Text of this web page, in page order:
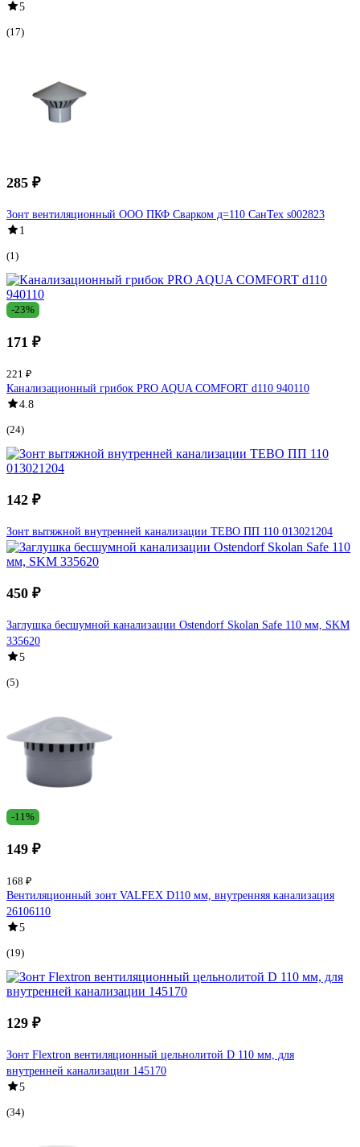
5
(17)
285 ₽
Зонт вентиляционный ООО ПКФ Сварком д=110 СанТех s002823
1
(1)
-23%
171 ₽
221 ₽
Канализационный грибок PRO AQUA COMFORT d110 940110
4.8
(24)
142 ₽
Зонт вытяжной внутренней канализации TEBO ПП 110 013021204
450 ₽
Заглушка бесшумной канализации Ostendorf Skolan Safe 110 мм, SKM
335620
5
(5)
-11%
149 ₽
168 ₽
Вентиляционный зонт VALFEX D110 мм, внутренняя канализация
26106110
5
(19)
129 ₽
Зонт Flextron вентиляционный цельнолитой D 110 мм, для
внутренней канализации 145170
5
(34)